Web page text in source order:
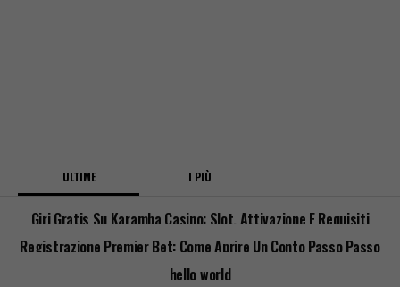
ULTIME I PIÙ
Giri Gratis Su Karamba Casino: Slot, Attivazione E Requisiti
Registrazione Premier Bet: Come Aprire Un Conto Passo Passo
hello world